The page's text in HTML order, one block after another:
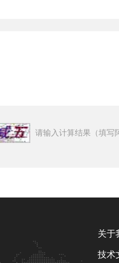
请输入计算结果（填写
关于
技术